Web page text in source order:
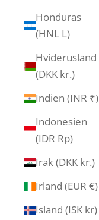
Honduras
(HNL L)
Hviderusland
(DKK kr.)
Indien (INR ₹)
Indonesien
(IDR Rp)
Irak (DKK kr.)
Irland (EUR €)
Island (ISK kr)